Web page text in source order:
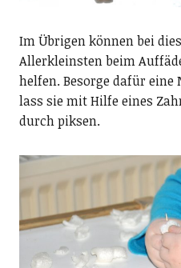
Im Übrigen können bei
Allerkleinsten beim
helfen. Besorge dafür
lass sie mit Hilfe eines
durch piksen.